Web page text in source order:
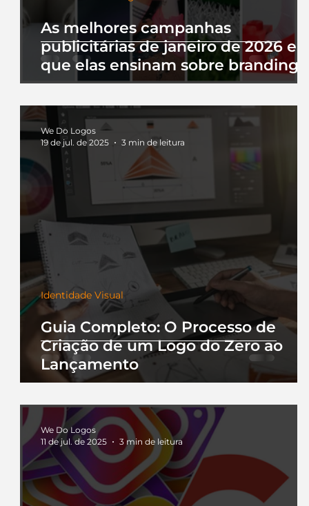
As melhores campanhas
publicitárias de janeiro de 2026 e
que elas ensinam sobre branding
Guia Completo: O Processo de
Criação de um Logo do Zero ao
Lançamento
Identidade Visual
We Do Logos
19 de jul. de 2025
3 min de leitura
We Do Logos
11 de jul. de 2025
3 min de leitura